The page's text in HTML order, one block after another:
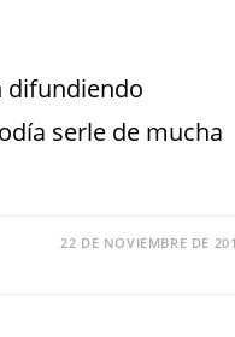
difundiendo
serle de mucha
22 DE NOVIEMBRE DE